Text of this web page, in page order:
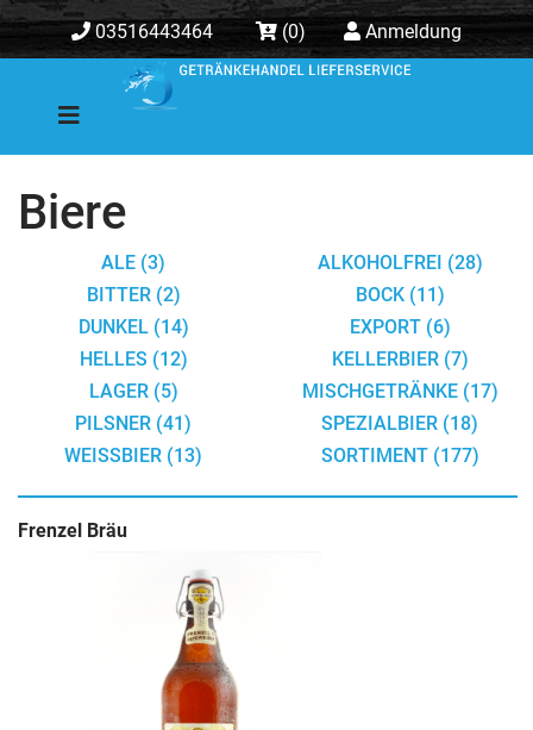
03516443464 (0) Anmeldung
Biere
ALE (3)
ALKOHOLFREI (28)
BITTER (2)
BOCK (11)
DUNKEL (14)
EXPORT (6)
HELLES (12)
KELLERBIER (7)
LAGER (5)
MISCHGETRÄNKE (17)
PILSNER (41)
SPEZIALBIER (18)
WEISSBIER (13)
SORTIMENT (177)
Frenzel Bräu